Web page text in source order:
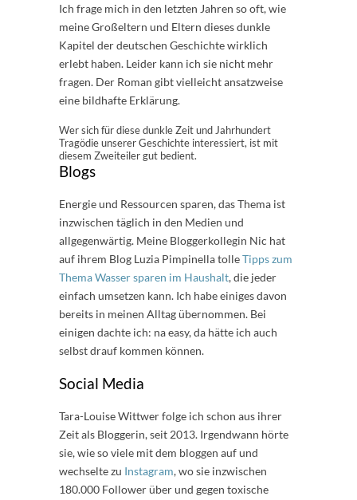
Ich frage mich in den letzten Jahren so oft, wie
meine Großeltern und Eltern dieses dunkle
Kapitel der deutschen Geschichte wirklich
erlebt haben. Leider kann ich sie nicht mehr
fragen. Der Roman gibt vielleicht ansatzweise
eine bildhafte Erklärung.
Wer sich für diese dunkle Zeit und Jahrhundert
Tragödie unserer Geschichte interessiert, ist mit
diesem Zweiteiler gut bedient.
Blogs
Energie und Ressourcen sparen, das Thema ist
inzwischen täglich in den Medien und
allgegenwärtig. Meine Bloggerkollegin Nic hat
auf ihrem Blog Luzia Pimpinella tolleTipps zum
Thema Wasser sparen im Haushalt, die jeder
einfach umsetzen kann. Ich habe einiges davon
bereits in meinen Alltag übernommen. Bei
einigen dachte ich: na easy, da hätte ich auch
selbst drauf kommen können.
Social Media
Tara-Louise Wittwer folge ich schon aus ihrer
Zeit als Bloggerin, seit 2013. Irgendwann hörte
sie, wie so viele mit dem bloggen auf und
wechselte zu Instagram, wo sie inzwischen
180.000 Follower über und gegen toxische